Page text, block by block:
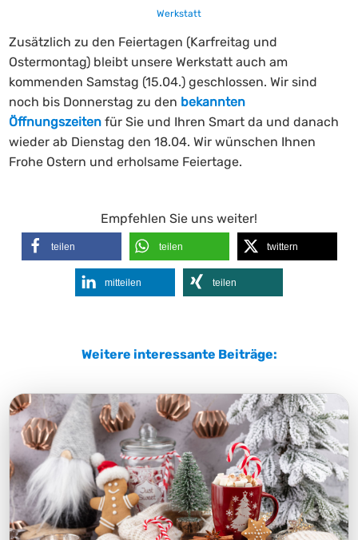
Werkstatt
Zusätzlich zu den Feiertagen (Karfreitag und
Ostermontag) bleibt unsere Werkstatt auch am
kommenden Samstag (15.04.) geschlossen. Wir sind
noch bis Donnerstag zu den bekannten
Öffnungszeiten für Sie und Ihren Smart da und danach
wieder ab Dienstag den 18.04. Wir wünschen Ihnen
Frohe Ostern und erholsame Feiertage.
Empfehlen Sie uns weiter!
teilen teilen twittern
mitteilen teilen
Weitere interessante Beiträge: